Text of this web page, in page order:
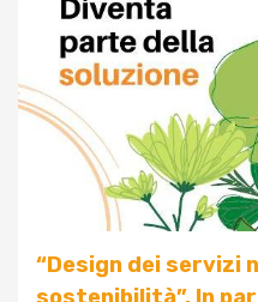
“Design dei servizi